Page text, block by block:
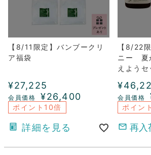
【8/11限定】バンブークリ
ア福袋
¥27,225
¥26,400
ポイント10倍
詳細を見る
【8/22
ニー 夏
えようセ
¥
ポイン
再入